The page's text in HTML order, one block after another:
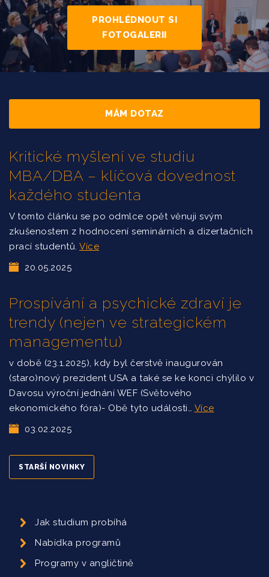
PROHLÉDNOUT SI
FOTOGALERII
MÁM DOTAZ
Kritické myšlení ve studiu
MBA/DBA – klíčová dovednost
každého studenta
V tomto článku se po odmlce opět věnuji svým
zkušenostem z hodnocení seminárních a dizertačních
prací studentů. Více
20.05.2025
Prospívání a psychické zdraví je
trendy (nejen ve strategickém
managementu)
v době (23.1.2025), kdy byl čerstvě inaugurován
(staro)nový prezident USA a také se ke konci chýlilo v
Davosu výroční jednání WEF (Světového
ekonomického fóra)- Obě tyto události… Více
03.02.2025
STARŠÍ NOVINKY
Jak studium probíhá
Nabídka programů
Programy v angličtině